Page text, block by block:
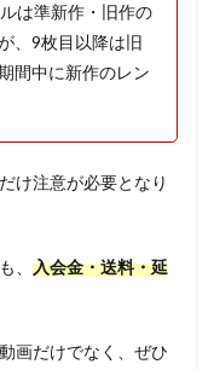
は準新作・旧作の
、9枚目以降は旧
間中に新作のレン
け注意が必要となり
、 入会金・送料・延
画だけでなく、ぜひ